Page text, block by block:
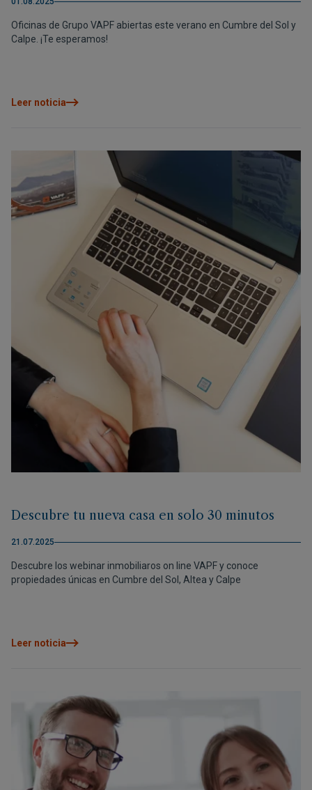
Oficinas de Grupo VAPF abiertas este verano en Cumbre del Sol y
Calpe. ¡Te esperamos!
Leer noticia
Descubre tu nueva casa en solo 30 minutos
21.07.2025
Descubre los webinar inmobiliaros on line VAPF y conoce
propiedades únicas en Cumbre del Sol, Altea y Calpe
Leer noticia